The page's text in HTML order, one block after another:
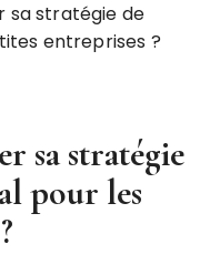
sa stratégie de
entreprises ?
sa stratégie
pour les